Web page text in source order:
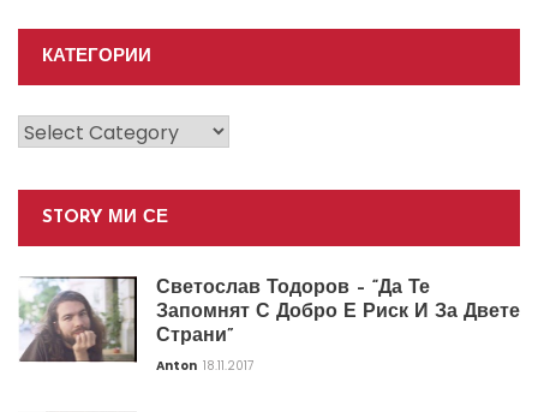
КАТЕГОРИИ
Категории
STORY МИ СЕ
Светослав Тодоров – “Да Те
Запомнят С Добро Е Риск И За Двете
Страни”
Anton 18.11.2017